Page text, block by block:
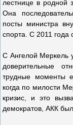
лестнице в родной
Она
посты министра
спорта. С 2011 года
С Ангелой Меркель
доверительные
трудные моменты
когда по милости
кризис, и это
демократов, АКК